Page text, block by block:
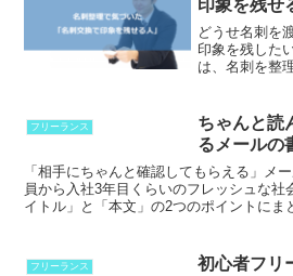
印象を残せ
どうせ名刺を
印象を残した
は、名刺を整
フリーランス
ちゃんと読
るメールの
「相手にちゃんと確認してもらえる」メ
員から入社3年目くらいのフレッシュな社
イトル」と「本文」の2つのポイントにま
フリーランス
初心者フリ